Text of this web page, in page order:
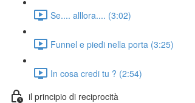
Se.... alllora.... (3:02)
Funnel e piedi nella porta (3:25)
In cosa credi tu ? (2:54)
il principio di reciprocità